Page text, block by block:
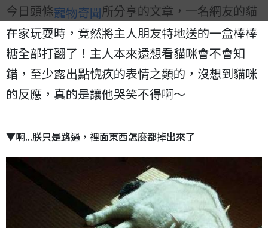
今日頭條寵物奇聞所分享的文章，一名網友的貓
在家玩耍時，竟然將主人朋友特地送的一盒棒棒
糖全部打翻了！主人本來還想看貓咪會不會知
錯，至少露出點愧疚的表情之類的，沒想到貓咪
的反應，真的是讓他哭笑不得啊～
▼啊...朕只是路過，裡面東西怎麼都掉出來了